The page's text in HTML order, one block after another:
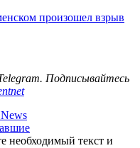
произошел взрыв
Подписывайтесь
необходимый текст и